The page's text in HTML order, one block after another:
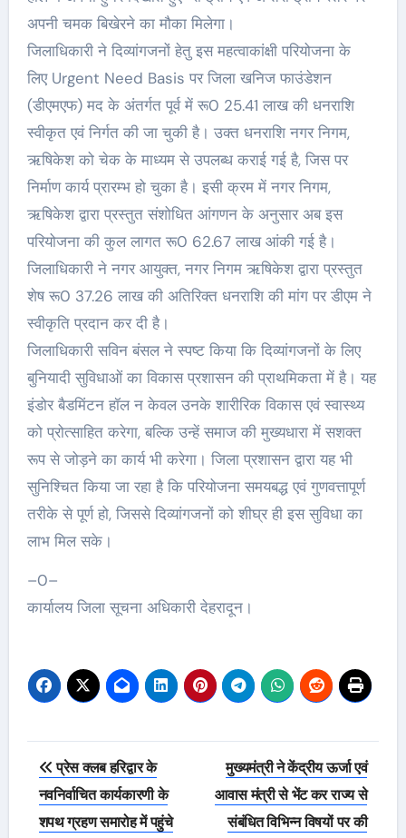
अपनी चमक बिखेरने का मौका मिलेगा।
जिलाधिकारी ने दिव्यांगजनों हेतु इस महत्वाकांक्षी परियोजना के
लिए Urgent Need Basis पर जिला खनिज फाउंडेशन
(डीएमएफ) मद के अंतर्गत पूर्व में रू0 25.41 लाख की धनराशि
स्वीकृत एवं निर्गत की जा चुकी है। उक्त धनराशि नगर निगम,
ऋषिकेश को चेक के माध्यम से उपलब्ध कराई गई है, जिस पर
निर्माण कार्य प्रारम्भ हो चुका है। इसी क्रम में नगर निगम,
ऋषिकेश द्वारा प्रस्तुत संशोधित आंगणन के अनुसार अब इस
परियोजना की कुल लागत रू0 62.67 लाख आंकी गई है।
जिलाधिकारी ने नगर आयुक्त, नगर निगम ऋषिकेश द्वारा प्रस्तुत
शेष रू0 37.26 लाख की अतिरिक्त धनराशि की मांग पर डीएम ने
स्वीकृति प्रदान कर दी है।
जिलाधिकारी सविन बंसल ने स्पष्ट किया कि दिव्यांगजनों के लिए
बुनियादी सुविधाओं का विकास प्रशासन की प्राथमिकता में है। यह
इंडोर बैडमिंटन हॉल न केवल उनके शारीरिक विकास एवं स्वास्थ्य
को प्रोत्साहित करेगा, बल्कि उन्हें समाज की मुख्यधारा में सशक्त
रूप से जोड़ने का कार्य भी करेगा। जिला प्रशासन द्वारा यह भी
सुनिश्चित किया जा रहा है कि परियोजना समयबद्ध एवं गुणवत्तापूर्ण
तरीके से पूर्ण हो, जिससे दिव्यांगजनों को शीघ्र ही इस सुविधा का
लाभ मिल सके।
–0–
कार्यालय जिला सूचना अधिकारी देहरादून।
Post
navigation
प्रेस क्लब हरिद्वार के
नवनिर्वाचित कार्यकारणी के
शपथ ग्रहण समारोह में पहुंचे
मुख्यमंत्री ने केंद्रीय ऊर्जा एवं
आवास मंत्री से भेंट कर राज्य से
संबंधित विभिन्न विषयों पर की